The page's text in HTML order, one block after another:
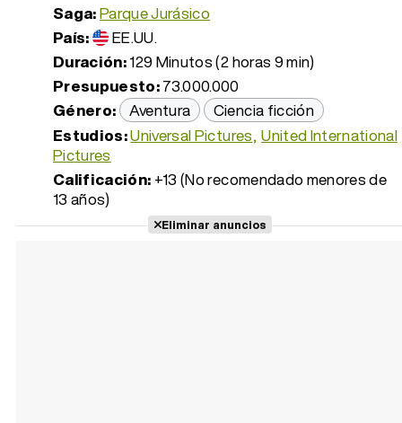
Saga:Parque Jurásico
País:
EE.UU.
Duración:129 Minutos (2 horas 9 min)
Presupuesto:73.000.000
Género: Aventura
Ciencia ficción
Estudios:Universal Pictures United International
Pictures
Calificación: +13 (No recomendado menores de
13 años)
Eliminar anuncios